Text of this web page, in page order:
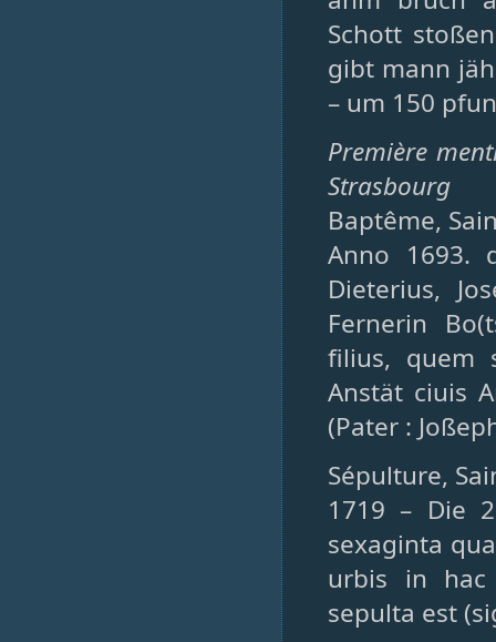
Schott
gibt mann
– um 150
Première
Strasbourg
Baptême,
Anno 1693.
Dieterius,
Fernerin
filius, quem
Anstät ciuis
(Pater :
Sépulture,
1719 – Die
sexaginta
urbis in hac
sepulta est